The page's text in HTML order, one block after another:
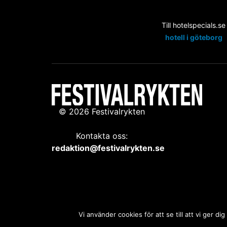
Till hotelspecials.se
hotell i göteborg
© 2026 Festivalrykten
Kontakta oss:
redaktion@festivalrykten.se
Vi använder cookies för att se till att vi ger